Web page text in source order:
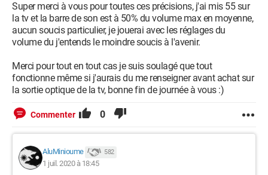
Super merci à vous pour toutes ces précisions, j'ai mis 55 sur
la tv et la barre de son est à 50% du volume max en moyenne,
aucun soucis particulier, je jouerai avec les réglages du
volume du j'entends le moindre soucis à l'avenir.
Merci pour tout en tout cas je suis soulagé que tout
fonctionne même si j'aurais du me renseigner avant achat sur
la sortie optique de la tv, bonne fin de journée à vous :)
Commenter 0
AluMinioume 582
1 juil. 2020 à 18:45